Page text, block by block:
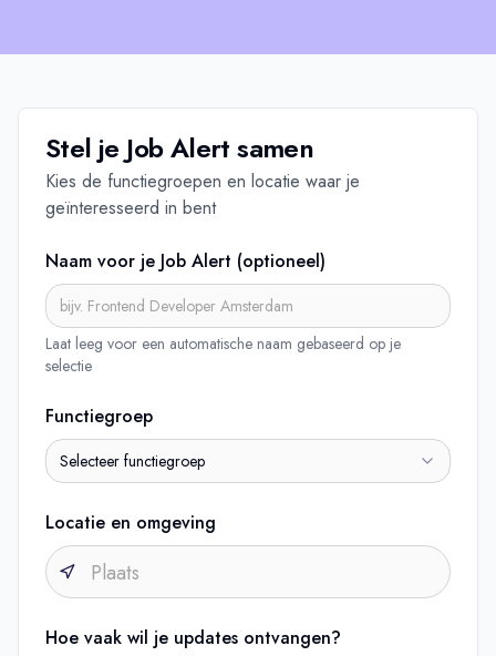
Stel jeJob Alert samen
Kies de functiegroepen en locatie waar je
geïnteresseerd in bent
Naam voor je Job Alert (optioneel)
Laat leeg voor een automatische naam gebaseerd op je
selectie
Functiegroep
Selecteer functiegroep
Locatie en omgeving
Hoe vaak wil je updates ontvangen?